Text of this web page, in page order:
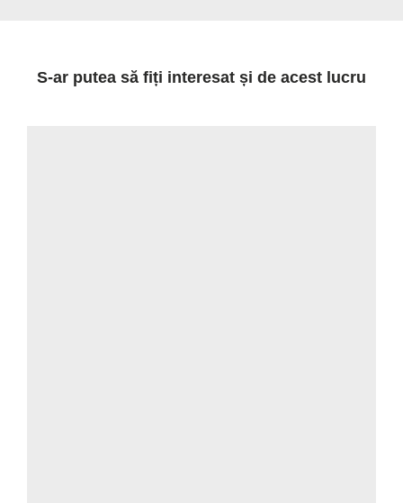
S-ar putea să fiți interesat și de acest lucru